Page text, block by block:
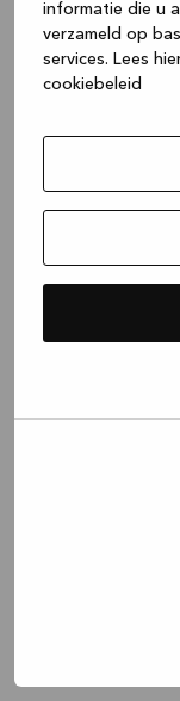
informatie die u
verzameld op
services. Lees
cookiebeleid